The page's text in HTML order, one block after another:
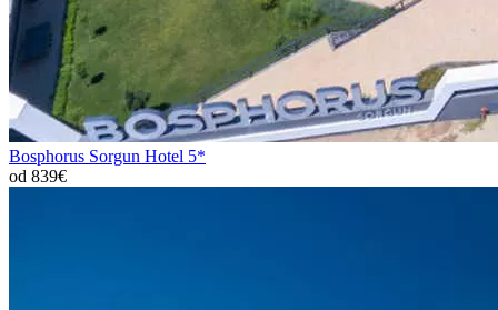
Bosphorus Sorgun Hotel 5*
od 839€